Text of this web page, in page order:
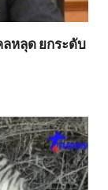
หลุด ยกระดับ